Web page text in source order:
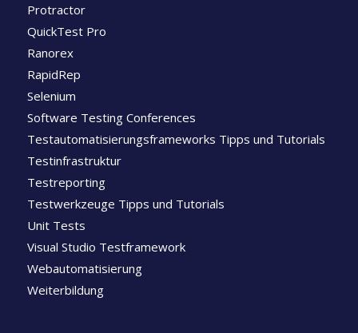
Protractor
QuickTest Pro
Ranorex
RapidRep
Selenium
Software Testing Conferences
Testautomatisierungsframeworks Tipps und Tutorials
Testinfrastruktur
Testreporting
Testwerkzeuge Tipps und Tutorials
Unit Tests
Visual Studio Testframework
Webautomatisierung
Weiterbildung